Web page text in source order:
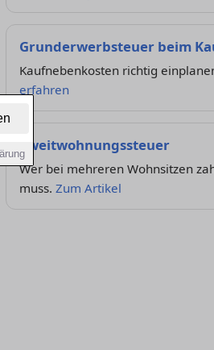
Grunderwerbsteuer beim
Kaufnebenkosten richtig
erfahren
Zweitwohnungssteuer
Wer bei mehreren Wohnsitzen
muss. Zum Artikel